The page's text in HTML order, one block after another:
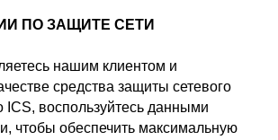
ПО ЗАЩИТЕ СЕТИ
нашим клиентом и
средства защиты сетевого
ICS, воспользуйтесь данными
чтобы обеспечить максимальную